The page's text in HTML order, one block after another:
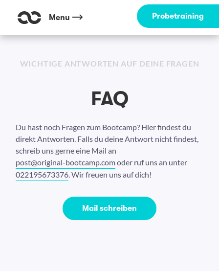
Menu Probetraining
WICHTIGE ANTWORTEN AUF DEINE FRAGEN
FAQ
Du hast noch Fragen zum Bootcamp? Hier findest du
direkt Antworten. Falls du deine Antwort nicht findest,
schreib uns gerne eine Mail an
post@original-bootcamp.comoder ruf uns an unter
022195673376. Wir freuen uns auf dich!
Mail schreiben